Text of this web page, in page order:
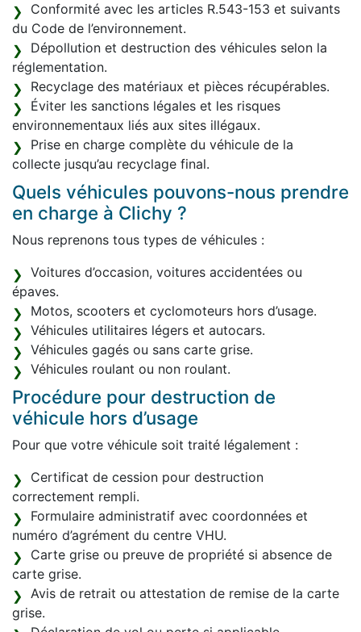
Conformité avec les articles R.543-153 et suivants
du Code de l’environnement.
Dépollution et destruction des véhicules selon la
réglementation.
Recyclage des matériaux et pièces récupérables.
Éviter les sanctions légales et les risques
environnementaux liés aux sites illégaux.
Prise en charge complète du véhicule de la
collecte jusqu’au recyclage final.
Quels véhicules pouvons-nous prendre
en charge à Clichy ?
Nous reprenons tous types de véhicules :
Voitures d’occasion, voitures accidentées ou
épaves.
Motos, scooters et cyclomoteurs hors d’usage.
Véhicules utilitaires légers et autocars.
Véhicules gagés ou sans carte grise.
Véhicules roulant ou non roulant.
Procédure pour destruction de
véhicule hors d’usage
Pour que votre véhicule soit traité légalement :
Certificat de cession pour destruction
correctement rempli.
Formulaire administratif avec coordonnées et
numéro d’agrément du centre VHU.
Carte grise ou preuve de propriété si absence de
carte grise.
Avis de retrait ou attestation de remise de la carte
grise.